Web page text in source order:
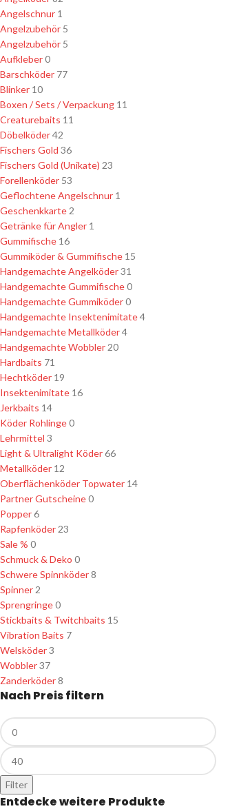
Angelschnur 1
Angelzubehör 5
Angelzubehör 5
Aufkleber0
Barschköder 77
Blinker 10
Boxen / Sets / Verpackung 11
Creaturebaits 11
Döbelköder42
Fischers Gold 36
Fischers Gold (Unikate) 23
Forellenköder 53
Geflochtene Angelschnur 1
Geschenkkarte 2
Getränke für Angler 1
Gummifische 16
Gummiköder & Gummifische 15
Handgemachte Angelköder31
Handgemachte Gummifische0
Handgemachte Gummiköder0
Handgemachte Insektenimitate4
Handgemachte Metallköder4
Handgemachte Wobbler 20
Hardbaits 71
Hechtköder 19
Insektenimitate 16
Jerkbaits 14
Köder Rohlinge0
Lehrmittel 3
Light & Ultralight Köder66
Metallköder 12
Oberflächenköder Topwater 14
Partner Gutscheine0
Popper6
Rapfenköder 23
Sale % 0
Schmuck & Deko 0
Schwere Spinnköder8
Spinner 2
Sprengringe0
Stickbaits & Twitchbaits 15
Vibration Baits 7
Welsköder3
Wobbler37
Zanderköder8
Nach Preis filtern
Filter
Entdecke weitere Produkte